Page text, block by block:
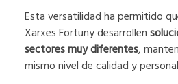
Esta versatilidad ha permitido
Xarxes Fortuny desarrollen
sectores muy diferentes,
mismo nivel de calidad y